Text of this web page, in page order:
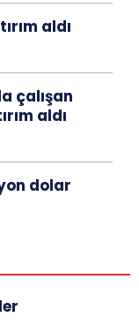
aldı
çalışan
aldı
dolar